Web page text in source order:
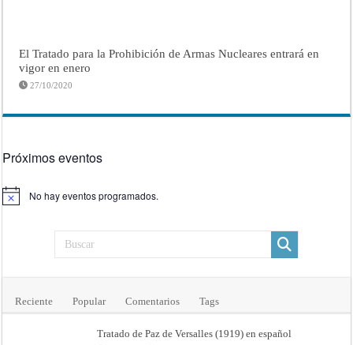
El Tratado para la Prohibición de Armas Nucleares entrará en
vigor en enero
27/10/2020
Próximos eventos
Aviso No hay eventos programados.
Reciente Popular Comentarios Tags
Tratado de Paz de Versalles (1919) en español